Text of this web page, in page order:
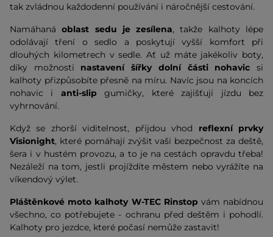
tak zvládnou každodenní používání i náročnější cestování.
Namáhanáoblast sedu je zesílena, takže kalhoty lépe
odolávají tření o sedlo a poskytují vyšší komfort při
dlouhých kilometrech v sedle. Ať už máte jakékoliv boty,
díky možnosti nastavení šířky dolní části nohavic si
kalhoty přizpůsobíte přesně na míru. Navíc jsou na koncích
nohavic i anti-slip gumičky, které zajišťují jízdu bez
vyhrnování.
Když se zhorší viditelnost, přijdou vhod reflexní prvky
Visionight, které pomáhají zvýšit vaši bezpečnost za deště,
šera i v hustém provozu, a to je na cestách opravdu třeba!
Nezáleží na tom, jestli projíždíte městem nebo vyrážíte na
víkendový výlet.
Pláštěnkové moto kalhoty W-TEC Rinstop vám nabídnou
všechno, co potřebujete - ochranu před deštěm i pohodlí.
Kalhoty pro jezdce, které počasí nemůže zastavit!